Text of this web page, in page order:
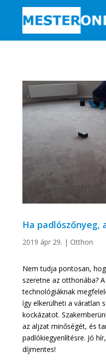
Ha padlószőnyeg,
2019 ápr 29. | Otthon
Nem tudja pontosan,
szeretne az otthonába?
technológiáknak
így elkerülheti a váratlan
kockázatot.
az aljzat minőségét, és
padlókiegyenlítésre. Jó
díjmentes!